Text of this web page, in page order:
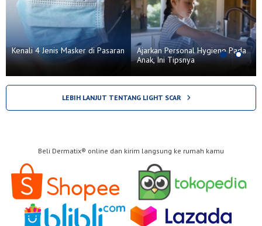
Kenali 4 Jenis Masker di Pasaran
Ajarkan Personal Hygiene Pada
Anak, Ini Tipsnya
LEBIH LANJUT TENTANG LIGHT SCAR
Beli Dermatix® online dan kirim langsung ke rumah kamu